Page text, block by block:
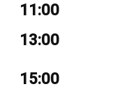
11:00
13:00
15:00